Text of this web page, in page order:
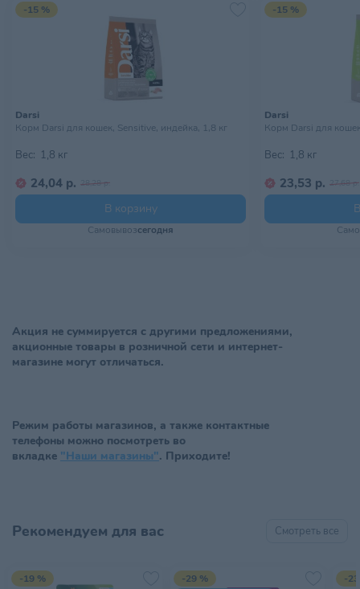
-15 %
Darsi
Корм Darsi для кошек, Sensitive, индейка, 1,8 кг
Вес: 1,8 кг
24,04 р. 28,28 р.
В корзину
Самовывозсегодня
-15 %
Darsi
Корм Darsi для
Вес: 1,8 кг
23,53 р. 27,68 р.
Акция не суммируется с другими предложениями,
акционные товары в розничной сети и интернет-
магазине могут отличаться.
Режим работы магазинов, а также контактные
телефоны можно посмотреть во
вкладке "Наши магазины". Приходите!
Рекомендуем для вас Смотреть все
-19 %
-29 %
-